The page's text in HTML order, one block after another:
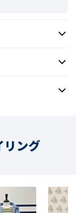
リング